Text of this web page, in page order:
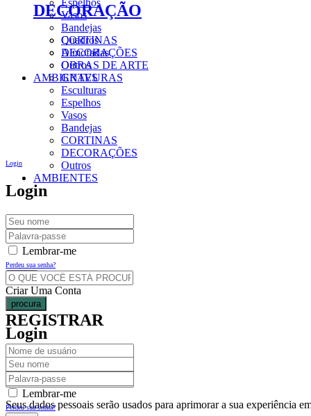
Vasos
Bandejas
CORTINAS
DECORAÇÕES
Outros
AMBIENTES
Login
Login
Lembrar-me
Perdeu sua senha?
Criar Uma Conta
REGISTRAR
Seus dados pessoais serão usados para aprimorar a sua experiência
DECORAÇÃO
Quadros
Almofadas
OBRAS DE ARTE
GRAVURAS
Esculturas
Espelhos
Vasos
Bandejas
CORTINAS
DECORAÇÕES
Outros
AMBIENTES
procura
Login
Lembrar-me
Perdeu sua senha?